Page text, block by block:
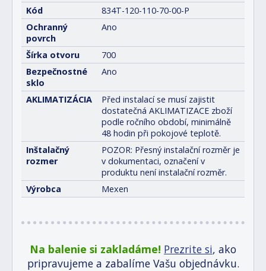
Kód
834T-120-110-70-00-P
Ochranný
povrch
Ano
Šírka otvoru
700
Bezpečnostné
sklo
Ano
AKLIMATIZÁCIA
Před instalací se musí zajistit
dostatečná AKLIMATIZACE zboží
podle ročního období, minimálně
48 hodin při pokojové teplotě.
Inštalačný
rozmer
POZOR: Přesný instalační rozměr je
v dokumentaci, označení v
produktu není instalační rozměr.
Výrobca
Mexen
Na balenie si zakladáme! Prezrite si, ako
pripravujeme a zabalíme Vašu objednávku.